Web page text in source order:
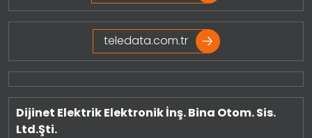
teledata.com.tr
Dijinet Elektrik Elektronik İnş. Bina Otom. Sis.
Ltd.Şti.